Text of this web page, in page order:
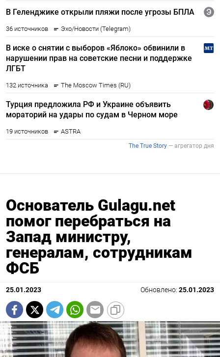
Основатель Gulagu.net
помог перебраться на
Запад министру,
генералам, сотрудникам
ФСБ
25.01.2023 Обновлено: 25.01.2023